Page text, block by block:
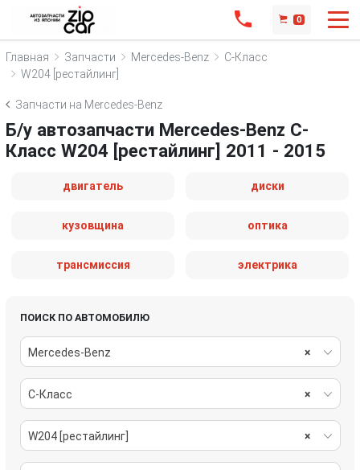
0
Главная Запчасти Mercedes-Benz
C-Класс
W204 [рестайлинг]
Запчасти на Mercedes-Benz
Б/у автозапчасти Mercedes-Benz C-
Класс W204 [рестайлинг] 2011 - 2015
двигатель диски
кузовщина оптика
трансмиссия электрика
ПОИСК ПО АВТОМОБИЛЮ
×
Mercedes-Benz
×
C-Класс
×
W204 [рестайлинг]